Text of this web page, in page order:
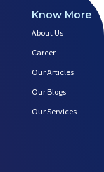
Know More
About Us
Career
Our Articles
Our Blogs
Our Services